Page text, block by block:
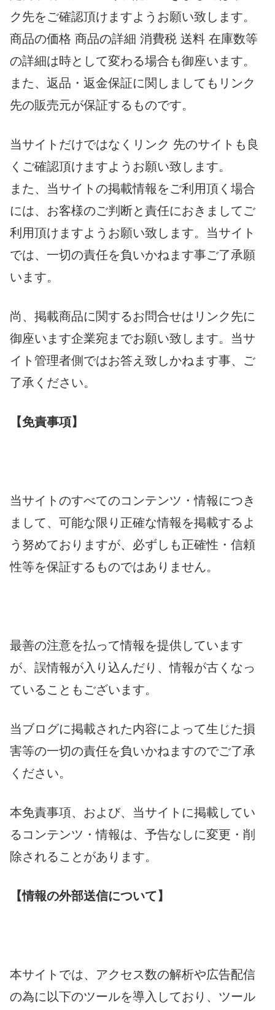
ク先をご確認頂けますようお願い致します。
商品の価格 商品の詳細 消費税 送料 在庫数等
の詳細は時として変わる場合も御座います。
また、返品・返金保証に関しましてもリンク
先の販売元が保証するものです。
当サイトだけではなくリンク 先のサイトも良
くご確認頂けますようお願い致します。
また、当サイトの掲載情報をご利用頂く場合
には、お客様のご判断と責任におきましてご
利用頂けますようお願い致します。当サイト
では、一切の責任を負いかねます事ご了承願
います。
尚、掲載商品に関するお問合せはリンク先に
御座います企業宛までお願い致します。当サ
イト管理者側ではお答え致しかねます事、ご
了承ください。
【免責事項】
当サイトのすべてのコンテンツ・情報につき
まして、可能な限り正確な情報を掲載するよ
う努めておりますが、必ずしも正確性・信頼
性等を保証するものではありません。
最善の注意を払って情報を提供しています
が、誤情報が入り込んだり、情報が古くなっ
ていることもございます。
当ブログに掲載された内容によって生じた損
害等の一切の責任を負いかねますのでご了承
ください。
本免責事項、および、当サイトに掲載してい
るコンテンツ・情報は、予告なしに変更・削
除されることがあります。
【情報の外部送信について】
本サイトでは、アクセス数の解析や広告配信
の為に以下のツールを導入しており、ツール